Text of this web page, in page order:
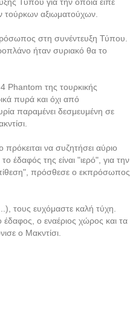
αξιωματούχων.
στη συνέντευξη Τύπου.
ήταν συριακό θα το
Phantom της τουρκικής
πυρά και όχι από
παραμένει δεσμευμένη σε
να συζητήσει αύριο
έδαφός της είναι "ιερό", για την
πρόσθεσε ο εκπρόσωπος
τους ευχόμαστε καλή τύχη.
ο εναέριος χώρος και τα
ο Μακντίσι.